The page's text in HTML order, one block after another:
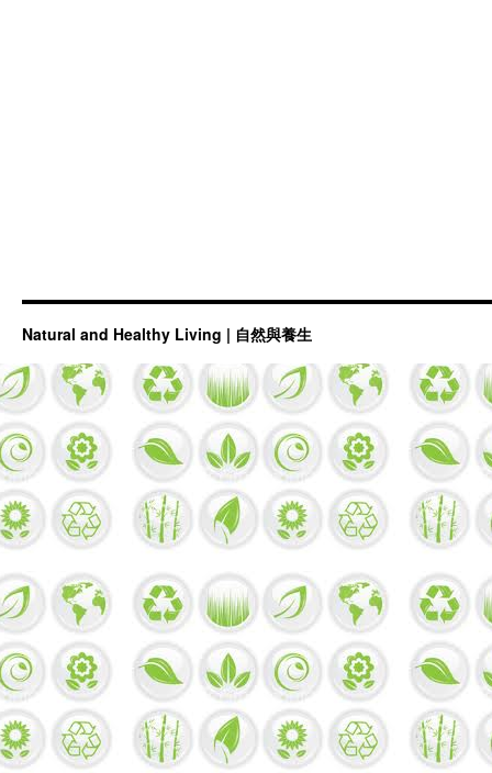
Natural and Healthy Living | 自然與養生